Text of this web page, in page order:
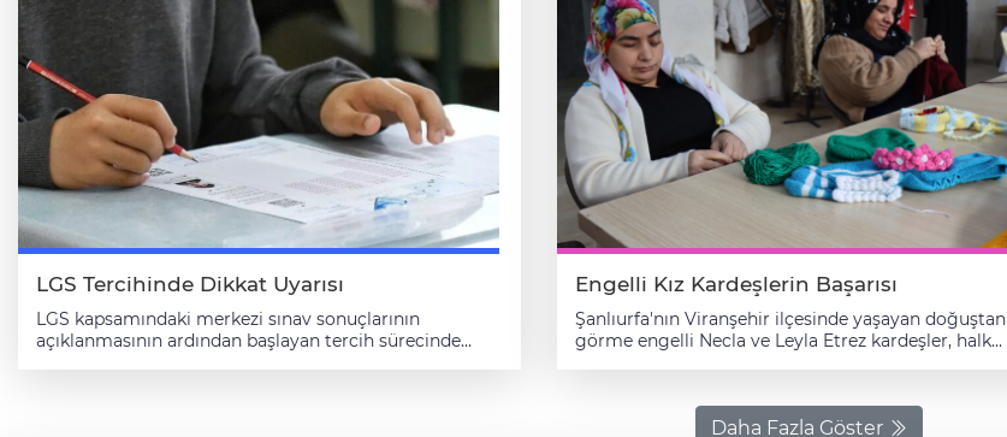
LGS Tercihinde Dikkat Uyarısı
LGS kapsamındaki merkezi sınav sonuçlarının
açıklanmasının ardından başlayan tercih sürecinde
Engelli Kız Kardeşlerin Başarısı
Şanlıurfa'nın Viranşehir ilçesinde yaşayan doğuştan
görme engelli Necla ve Leyla Etrez kardeşler, halk
bütçesine katkı sağlıyor. Anneleriyle yaşamını sürdüren
40 yaşındaki Necla ile 35 yaşındaki Leyla Etrez,
Daha Fazla Göster